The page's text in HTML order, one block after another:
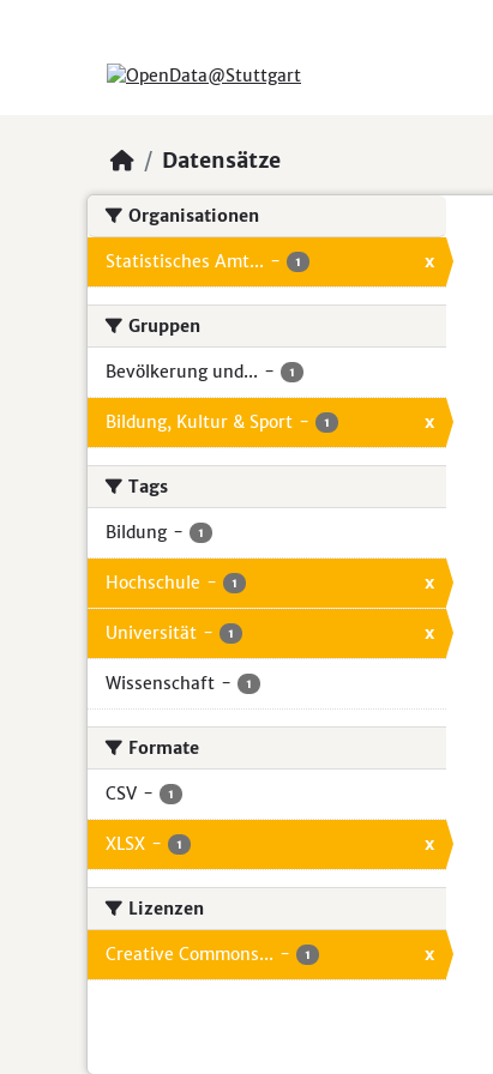
Datensätze
Organisationen
Statistisches Amt... - 1 x
Gruppen
Bevölkerung und... - 1
Bildung, Kultur & Sport - 1 x
Tags
Bildung - 1
Hochschule - 1 x
Universität - 1 x
Wissenschaft - 1
Formate
CSV - 1
XLSX - 1 x
Lizenzen
Creative Commons... - 1 x